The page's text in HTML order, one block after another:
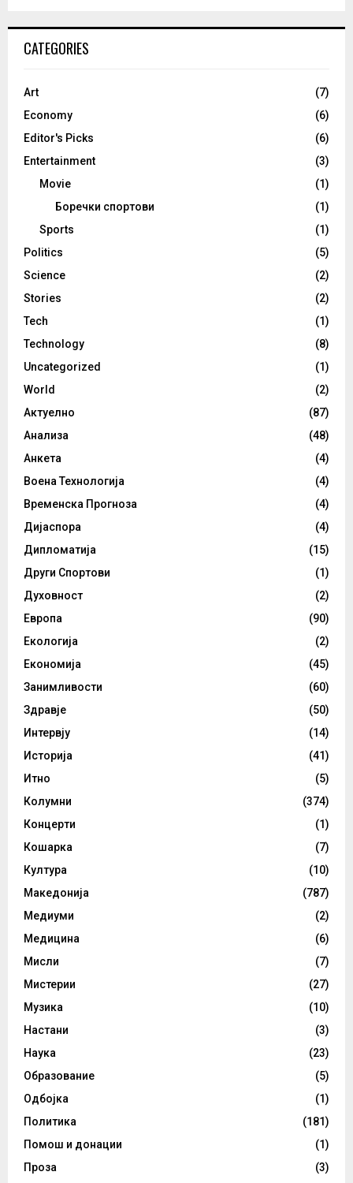
CATEGORIES
Art
(7)
Economy
(6)
Editor's Picks
(6)
Entertainment
(3)
Movie
(1)
Боречки спортови
(1)
Sports
(1)
Politics
(5)
Science
(2)
Stories
(2)
Tech
(1)
Technology
(8)
Uncategorized
(1)
World
(2)
Актуелно
(87)
Анализа
(48)
Анкета
(4)
Воена Технологија
(4)
Временска Прогноза
(4)
Дијаспора
(4)
Дипломатија
(15)
Други Спортови
(1)
Духовност
(2)
Европа
(90)
Екологија
(2)
Економија
(45)
Занимливости
(60)
Здравје
(50)
Интервју
(14)
Историја
(41)
Итно
(5)
Колумни
(374)
Концерти
(1)
Кошарка
(7)
Култура
(10)
Македонија
(787)
Медиуми
(2)
Медицина
(6)
Мисли
(7)
Мистерии
(27)
Музика
(10)
Настани
(3)
Наука
(23)
Образование
(5)
Одбојка
(1)
Политика
(181)
Помош и донации
(1)
Проза
(3)